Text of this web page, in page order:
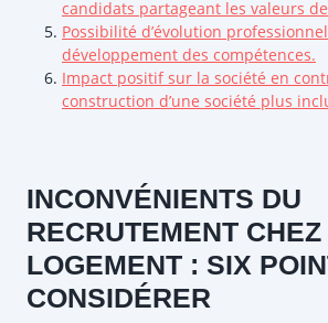
candidats partageant les valeurs
Possibilité d’évolution
développement des compétences.
Impact positif sur la société en
construction d’une société plus
INCONVÉNIENTS DU
RECRUTEMENT
LOGEMENT : SIX
CONSIDÉRER